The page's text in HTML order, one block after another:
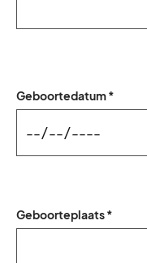
Geboortedatum *
Geboorteplaats *